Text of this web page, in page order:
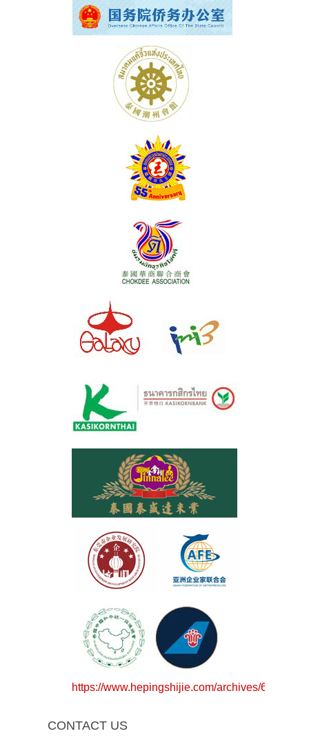
https://www.hepingshijie.com/archives/64783
CONTACT US